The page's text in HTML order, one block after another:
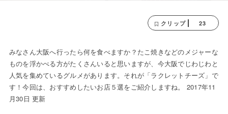
クリップ 23
みなさん大阪へ行ったら何を食べますか？たこ焼きなどのメジャーな
ものを浮かべる方がたくさんいると思いますが、今大阪でじわじわと
人気を集めているグルメがあります。それが「ラクレットチーズ」で
す！今回は、おすすめしたいお店５選をご紹介しますね。 2017年11
月30日 更新